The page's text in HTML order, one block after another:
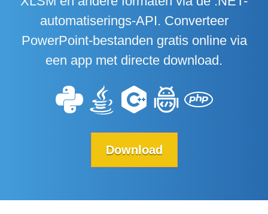
automatiserings-API. Converteer
PowerPoint-bestanden gratis online via
een app met directe download.
Download